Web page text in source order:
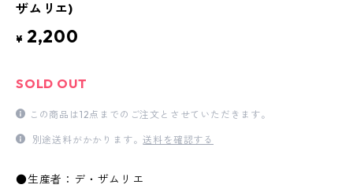
ザムリエ)
¥ 2,200
SOLD OUT
この商品は12点までのご注文とさせていただきます。
別途送料がかかります。送料を確認する
●生産者：デ・ザムリエ